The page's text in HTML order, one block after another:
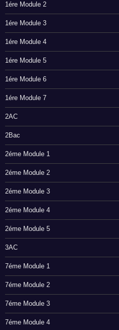
1ére Module 2
1ére Module 3
1ére Module 4
1ére Module 5
1ére Module 6
1ére Module 7
2AC
2Bac
2éme Module 1
2éme Module 2
2éme Module 3
2éme Module 4
2éme Module 5
3AC
7éme Module 1
7éme Module 2
7éme Module 3
7éme Module 4